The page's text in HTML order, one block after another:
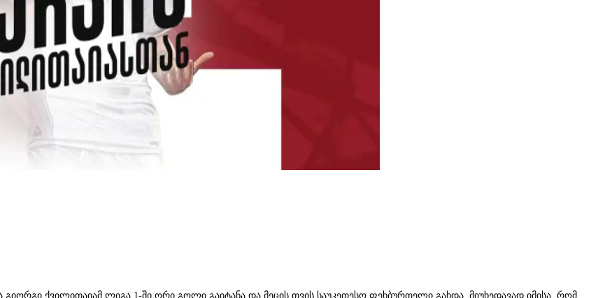
ქვილითაიამ ლიგა 1-ში ორი გოლი გაიტანა და მეცის თვის საუკეთესო ფეხბურთელი გახდა. მიუხედავად იმისა, რომ